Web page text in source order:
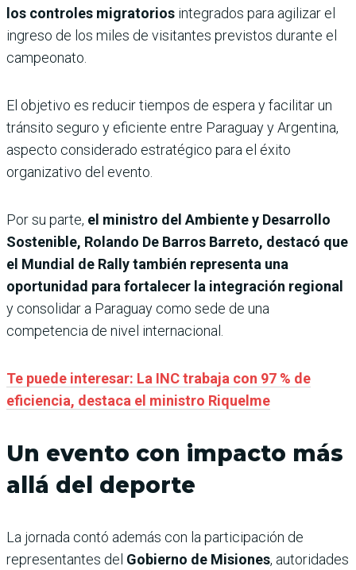
los controles migratorios integrados para agilizar el
ingreso de los miles de visitantes previstos durante el
campeonato.
El objetivo es reducir tiempos de espera y facilitar un
tránsito seguro y eficiente entre Paraguay y Argentina,
aspecto considerado estratégico para el éxito
organizativo del evento.
Por su parte, el ministro del Ambiente y Desarrollo
Sostenible, Rolando De Barros Barreto, destacó que
el Mundial de Rally también representa una
oportunidad para fortalecer la integración regional
y consolidar a Paraguay como sede de una
competencia de nivel internacional.
Te puede interesar: La INC trabaja con 97 % de
eficiencia, destaca el ministro Riquelme
Un evento con impacto más
allá del deporte
La jornada contó además con la participación de
representantes del Gobierno de Misiones, autoridades